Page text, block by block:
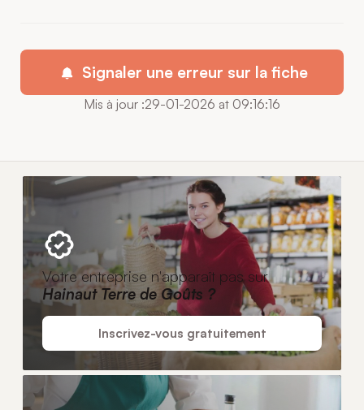
Signaler une erreur sur la fiche
Mis à jour :29-01-2026 at 09:16:16
Votre entreprise n'apparaît pas sur
Hainaut Terre de Goûts ?
Inscrivez-vous gratuitement